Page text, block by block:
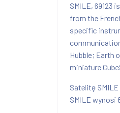
SMILE, 69123
from the
specific
Hubble; Earth
miniature
Satelitę
SMILE wynosi